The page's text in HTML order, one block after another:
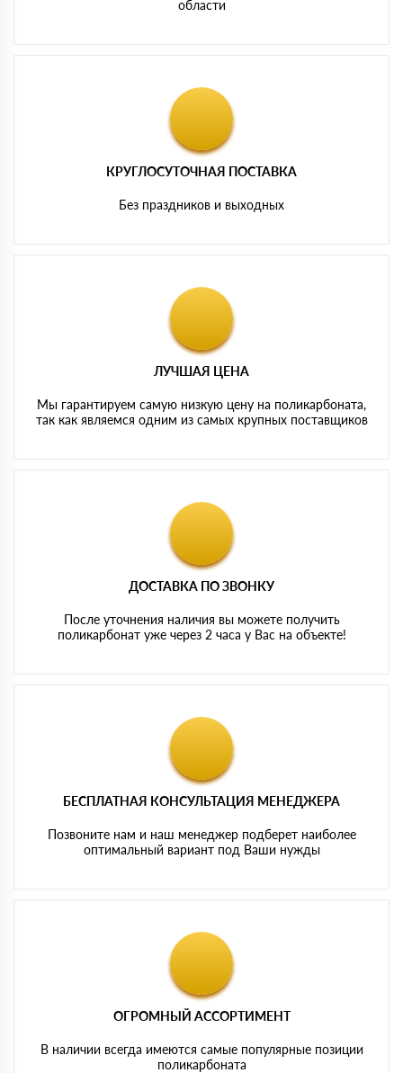
области
КРУГЛОСУТОЧНАЯ ПОСТАВКА
Без праздников и выходных
ЛУЧШАЯ ЦЕНА
Мы гарантируем самую низкую цену на поликарбоната,
так как являемся одним из самых крупных поставщиков
ДОСТАВКА ПО ЗВОНКУ
После уточнения наличия вы можете получить
поликарбонат уже через 2 часа у Вас на объекте!
БЕСПЛАТНАЯ КОНСУЛЬТАЦИЯ МЕНЕДЖЕРА
Позвоните нам и наш менеджер подберет наиболее
оптимальный вариант под Ваши нужды
ОГРОМНЫЙ АССОРТИМЕНТ
В наличии всегда имеются самые популярные позиции
поликарбоната